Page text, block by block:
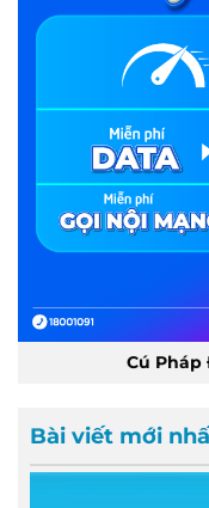
Cú Pháp
Bài viết mới